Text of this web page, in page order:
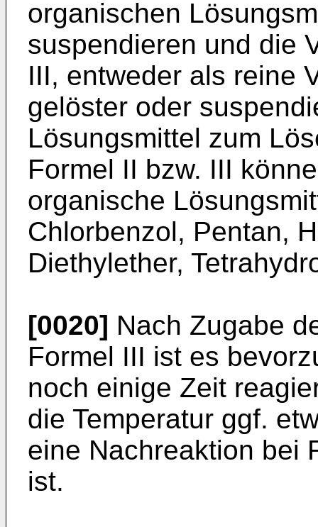
organischen
suspendieren und die
III, entweder als reine
gelöster oder
Lösungsmittel zum
Formel II bzw. III
organische
Chlorbenzol, Pentan,
Diethylether,
[0020] Nach Zugabe
Formel III ist es
noch einige Zeit
die Temperatur ggf.
eine Nachreaktion bei
ist.